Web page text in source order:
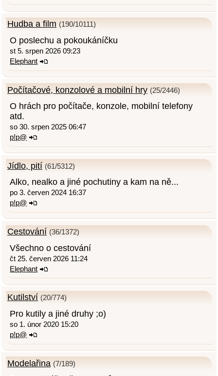
Hudba a film (190/10111)
O poslechu a pokoukáníčku
st 5. srpen 2026 09:23
Elephant
Počítačové, konzolové a mobilní hry (25/2446)
O hrách pro počítače, konzole, mobilní telefony
atd.
so 30. srpen 2025 06:47
p!p@
Jídlo, pití (61/5312)
Alko, nealko a jiné pochutiny a kam na ně...
po 3. červen 2024 16:37
p!p@
Cestování (36/1372)
Všechno o cestování
čt 25. červen 2026 11:24
Elephant
Kutilství (20/774)
Pro kutily a jiné druhy ;o)
so 1. únor 2020 15:20
p!p@
Modelařina (7/189)